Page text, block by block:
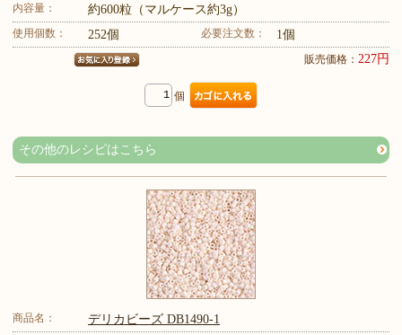
内容量： 約600粒（マルケース約3g）
使用個数： 252個 必要注文数： 1個
販売価格： 227円
個
その他のレシピはこちら
商品名： デリカビーズ DB1490-1